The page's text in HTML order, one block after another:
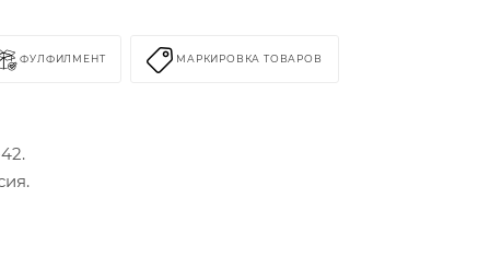
ФУЛФИЛМЕНТ МАРКИРОВКА ТОВАРОВ